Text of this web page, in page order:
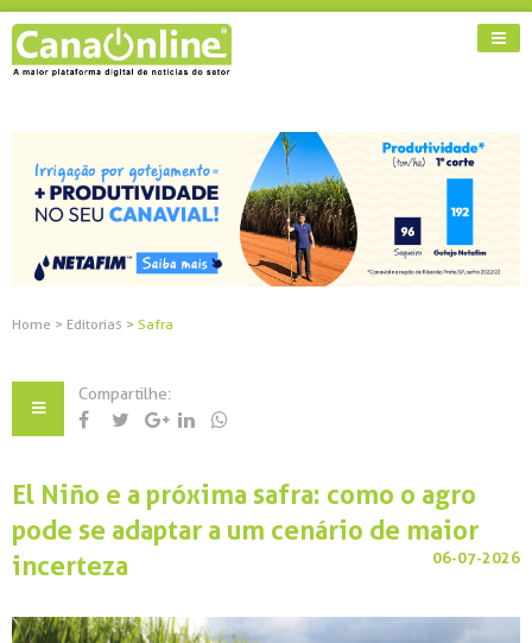
Home > Editorias > Safra
Compartilhe:
El Niño e a próxima safra: como o agro
pode se adaptar a um cenário de maior
incerteza
06-07-2026